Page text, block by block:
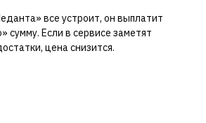
все устроит, он выплатит
сумму. Если в сервисе заметят
цена снизится.